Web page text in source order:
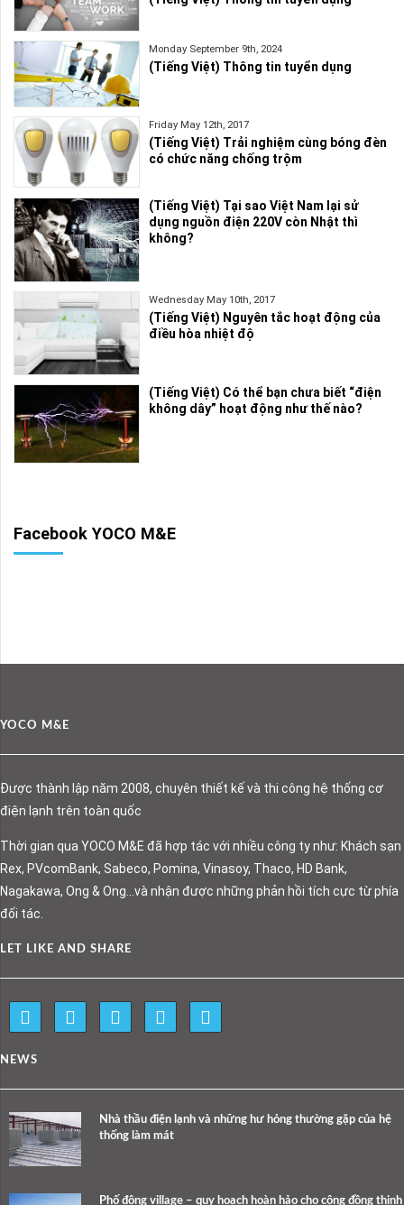
Monday September 9th, 2024
(Tiếng Việt) Thông tin tuyển dụng
Friday May 12th, 2017
(Tiếng Việt) Trải nghiệm cùng bóng đèn
có chức năng chống trộm
(Tiếng Việt) Tại sao Việt Nam lại sử
dụng nguồn điện 220V còn Nhật thì
không?
Wednesday May 10th, 2017
(Tiếng Việt) Nguyên tắc hoạt động của
điều hòa nhiệt độ
(Tiếng Việt) Có thể bạn chưa biết “điện
không dây” hoạt động như thế nào?
Facebook YOCO M&E
YOCO M&E
Được thành lập năm 2008, chuyên thiết kế và thi công hệ thống cơ
điện lạnh trên toàn quốc
Thời gian qua YOCO M&E đã hợp tác với nhiều công ty như: Khách sạn
Rex, PVcomBank, Sabeco, Pomina, Vinasoy, Thaco, HD Bank,
Nagakawa, Ong & Ong…và nhận được những phản hồi tích cực từ phía
đối tác.
LET LIKE AND SHARE
NEWS
Nhà thầu điện lạnh và những hư hỏng thường gặp của hệ
thống làm mát
Phố đông village – quy hoạch hoàn hảo cho cộng đồng thịnh